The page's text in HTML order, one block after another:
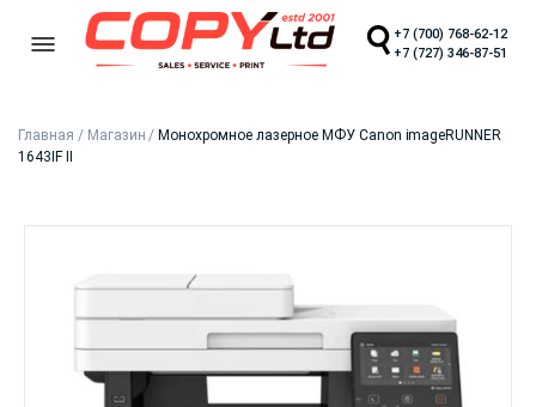
+7 (700) 768-62-12
+7 (727) 346-87-51
Главная / Магазин /Монохромное лазерное МФУ Canon imageRUNNER
1643IF II